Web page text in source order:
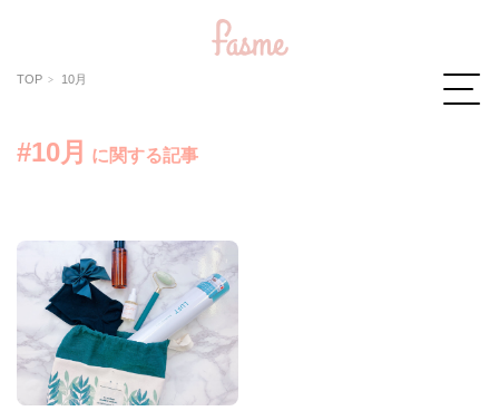
TOP 10月
#10月 に関する記事